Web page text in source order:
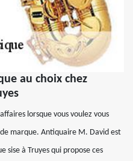
au choix chez
lorsque vous voulez vous
marque. Antiquaire M. David est
sise à Truyes qui propose ces